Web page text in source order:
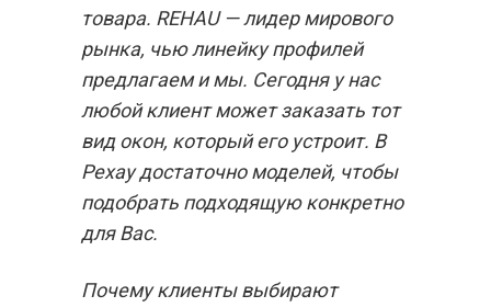
товара. REHAU — лидер мирового
рынка, чью линейку профилей
предлагаем и мы. Сегодня у нас
любой клиент может заказать тот
вид окон, который его устроит. В
Рехау достаточно моделей, чтобы
подобрать подходящую конкретно
для Вас.
Почему клиенты выбирают